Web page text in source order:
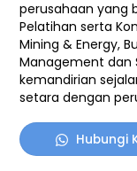
perusahaan yang
Pelatihan serta
Mining & Energy,
Management dan
kemandirian
setara dengan
Hubungi